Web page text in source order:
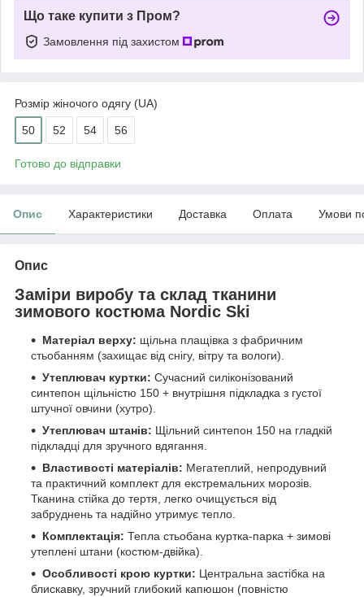
Що таке купити з Пром?
Замовлення під захистом
Розмір жіночого одягу (UA)
50 52 54 56
Готово до відправки
Опис Характеристики Доставка Оплата Умови
Опис
Заміри виробу та склад тканини
зимового костюма Nordic Ski
Матеріал верху: щільна плащівка з фабричним
стьобанням (захищає від снігу, вітру та вологи).
Утеплювач куртки: Сучасний силіконізований
синтепон щільністю 150 + внутрішня підкладка з густої
штучної овчини (хутро).
Утеплювач штанів: Щільний синтепон 150 на гладкій
підкладці для зручного вдягання.
Властивості матеріалів: Мегатеплий, непродувний
та практичний комплект для екстремальних морозів.
Тканина стійка до тертя, легко очищується від
забруднень та надійно утримує тепло.
Комплектація: Тепла стьобана куртка-парка + зимові
утеплені штани (костюм-двійка).
Особливості крою куртки: Центральна застібка на
блискавку, зручний глибокий капюшон (повністю